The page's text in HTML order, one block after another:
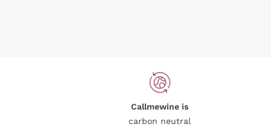
Callmewine is
carbon neutral